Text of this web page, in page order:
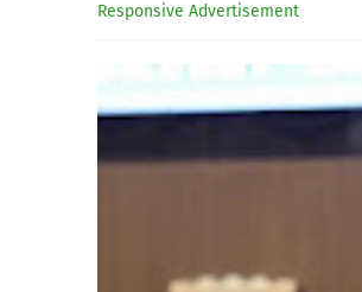
Responsive Advertisement